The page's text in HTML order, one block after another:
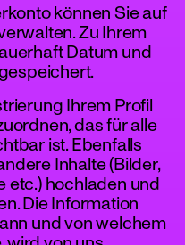
können Sie auf
Zu Ihrem
Datum und
Ihrem Profil
das für alle
ist. Ebenfalls
Inhalte (Bilder,
etc.) hochladen und
Die Information
und von welchem